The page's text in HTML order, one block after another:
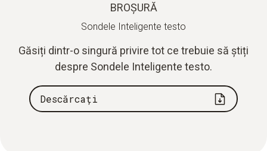
BROȘURĂ
Sondele Inteligente testo
Găsiți dintr-o singură privire tot ce trebuie să știți
despre Sondele Inteligente testo.
Descărcați